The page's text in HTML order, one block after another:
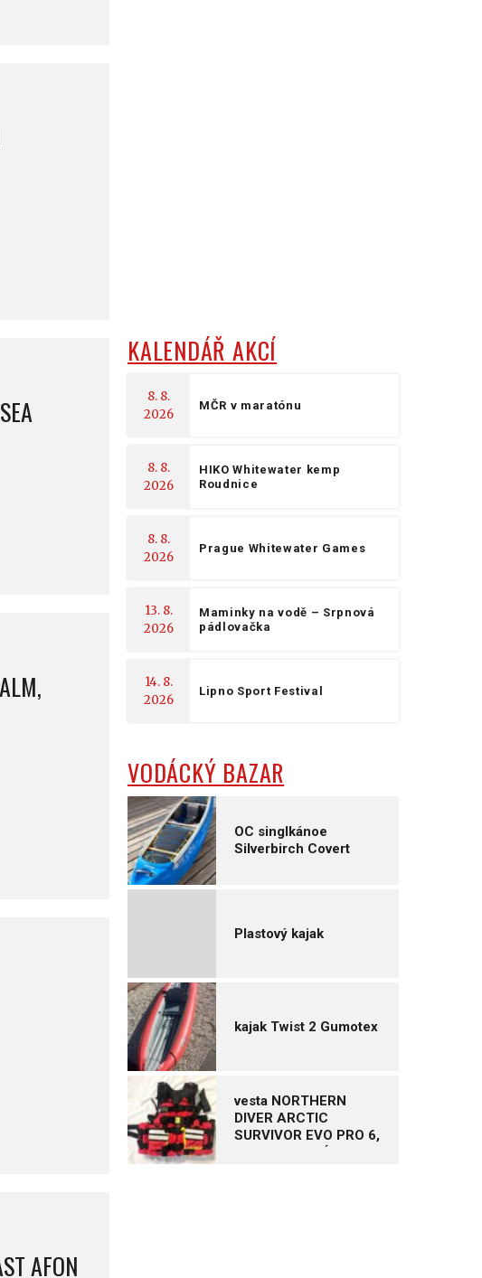
AFON
KALENDÁŘ AKCÍ
8. 8.
2026
MČR v maratónu
8. 8.
2026
HIKO Whitewater kemp
Roudnice
8. 8.
2026
Prague Whitewater Games
13. 8.
2026
Maminky na vodě – Srpnová
pádlovačka
14. 8.
2026
Lipno Sport Festival
VODÁCKÝ BAZAR
OC singlkánoe
Silverbirch Covert
Plastový kajak
kajak Twist 2 Gumotex
vesta NORTHERN
DIVER ARCTIC
SURVIVOR EVO PRO 6,
vel. XL – NOVÁ